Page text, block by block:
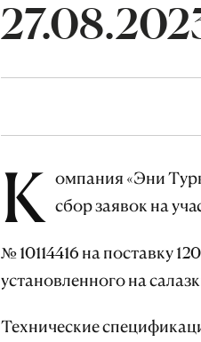
К омпания «Эни
сбор заявок на
№ 10114416 на поставку
установленного на
Технические